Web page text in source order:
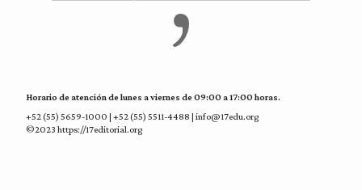
Horario de atención de lunes a viernes de 09:00 a 17:00 horas.
+52 (55) 5659-1000 | +52 (55) 5511-4488 | info@17edu.org
©2023 https://17editorial.org